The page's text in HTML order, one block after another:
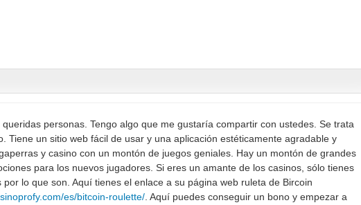
queridas personas. Tengo algo que me gustaría compartir con ustedes. Se trata
Tiene un sitio web fácil de usar y una aplicación estéticamente agradable y
y casino con un montón de juegos geniales. Hay un montón de grandes
para los nuevos jugadores. Si eres un amante de los casinos, sólo tienes
por lo que son. Aquí tienes el enlace a su página web ruleta de Bircoin
es/bitcoin-roulette/. Aquí puedes conseguir un bono y empezar a